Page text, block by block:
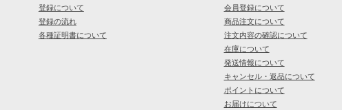
登録について
登録の流れ
各種証明書について
会員登録について
商品注文について
注文内容の確認について
在庫について
発送情報について
キャンセル・返品について
ポイントについて
お届けについて